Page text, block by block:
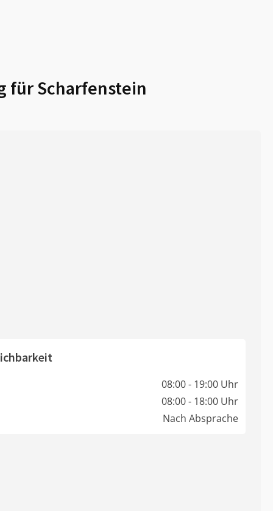
fürScharfenstein
08:00 - 19:00 Uhr
08:00 - 18:00 Uhr
Nach Absprache